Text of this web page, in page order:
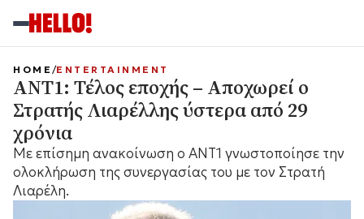
HOME ENTERTAINMENT
ΑΝΤ1: Τέλος εποχής – Αποχωρεί ο
Στρατής Λιαρέλλης ύστερα από 29
χρόνια
Με επίσημη ανακοίνωση ο ΑΝΤ1 γνωστοποίησε την
ολοκλήρωση της συνεργασίας του με τον Στρατή
Λιαρέλη.